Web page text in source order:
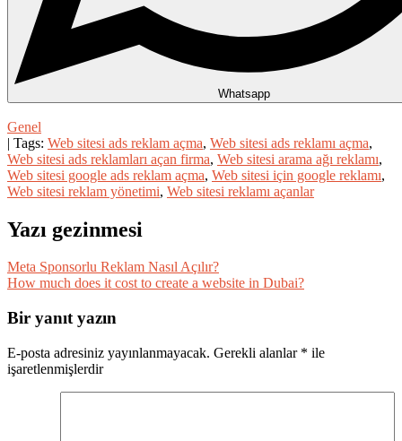
Whatsapp
Genel
| Tags: Web sitesi ads reklam açma, Web sitesi ads reklamı açma,
Web sitesi ads reklamları açan firma, Web sitesi arama ağı reklamı,
Web sitesi google ads reklam açma, Web sitesi için google reklamı,
Web sitesi reklam yönetimi, Web sitesi reklamı açanlar
Yazı gezinmesi
Meta Sponsorlu Reklam Nasıl Açılır?
How much does it cost to create a website in Dubai?
Bir yanıt yazın
E-posta adresiniz yayınlanmayacak. Gerekli alanlar * ile
işaretlenmişlerdir